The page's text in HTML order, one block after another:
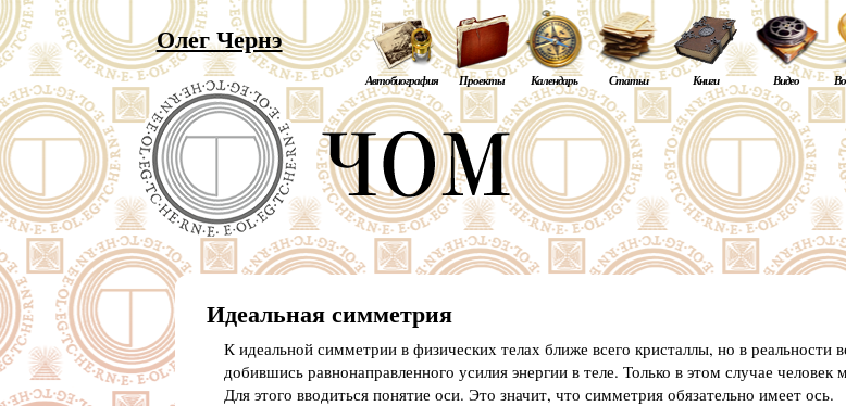
Олег Чернэ
Автобиография Проекты Календарь Статьи Книги Видео
Идеальная симметрия
К идеальной симметрии в физических телах ближе всего кристаллы, но в реальности
добившись равнонаправленного усилия энергии в теле. Только в этом случае
Для этого вводиться понятие оси. Это значит, что симметрия обязательно имеет ось.